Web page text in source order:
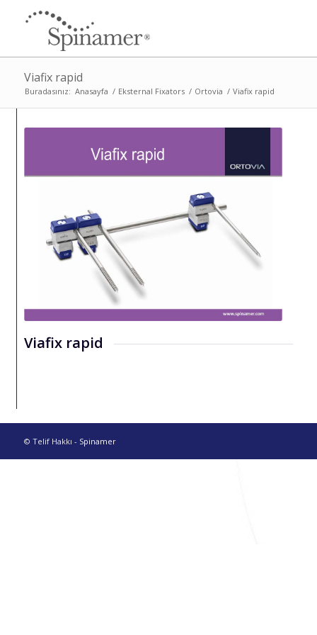
Viafix rapid
Buradasınız: Anasayfa / Eksternal Fixators / Ortovia / Viafix rapid
Viafix rapid
© Telif Hakkı - Spinamer